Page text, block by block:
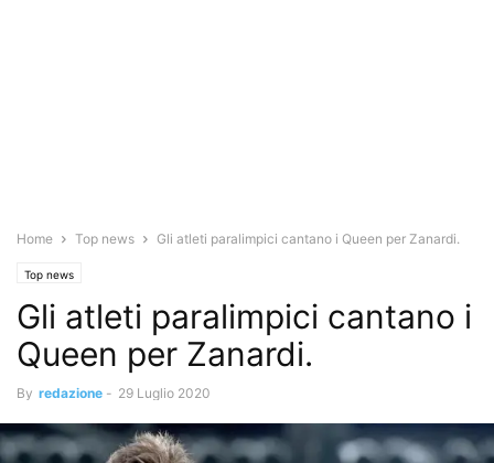
Home Top news Gli atleti paralimpici cantano i Queen per Zanardi.
Top news
Gli atleti paralimpici cantano i
Queen per Zanardi.
By redazione - 29 Luglio 2020